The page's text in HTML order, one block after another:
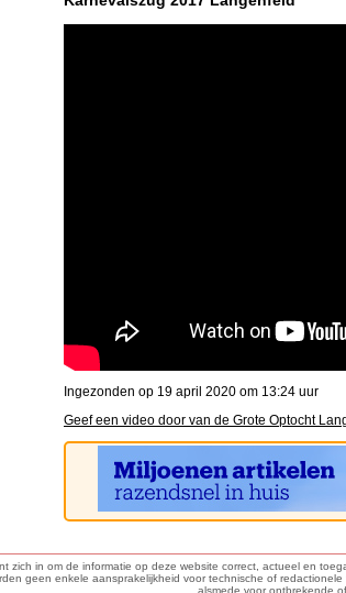
Ingezonden op 19 april 2020 om 13:24 uur
Geef een video door van de Grote Optocht
zich in om de informatie op deze website correct, actueel en
geen enkele aansprakelijkheid voor technische of